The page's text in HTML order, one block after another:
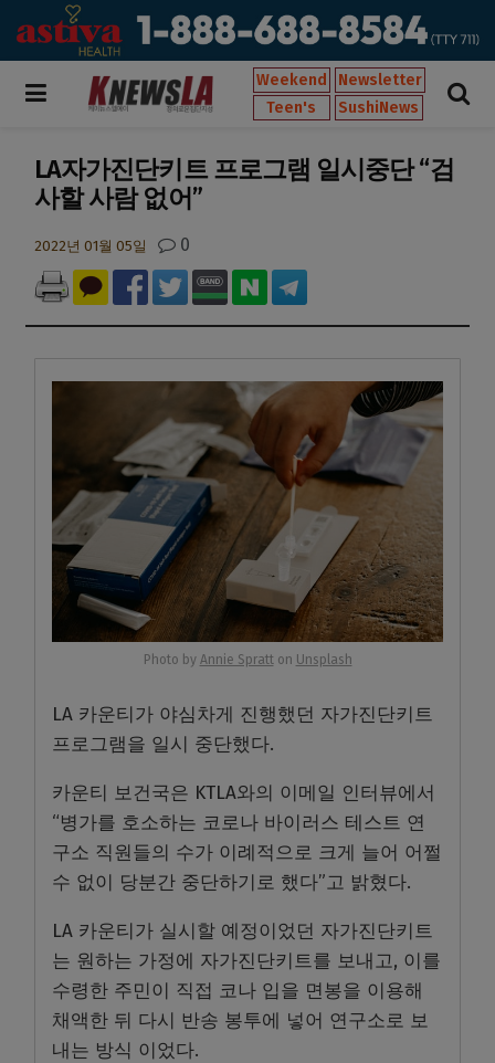
Weekend
Newsletter
Teen's
SushiNews
LA자가진단키트 프로그램 일시중단 “검
사할 사람 없어”
2022년 01월 05일 0
Photo by Annie Spratton Unsplash
LA 카운티가 야심차게 진행했던 자가진단키트
프로그램을 일시 중단했다.
카운티 보건국은 KTLA와의 이메일 인터뷰에서
“병가를 호소하는 코로나 바이러스 테스트 연
구소 직원들의 수가 이례적으로 크게 늘어 어쩔
수 없이 당분간 중단하기로 했다”고 밝혔다.
LA 카운티가 실시할 예정이었던 자가진단키트
는 원하는 가정에 자가진단키트를 보내고, 이를
수령한 주민이 직접 코나 입을 면봉을 이용해
채액한 뒤 다시 반송 봉투에 넣어 연구소로 보
내는 방식 이었다.